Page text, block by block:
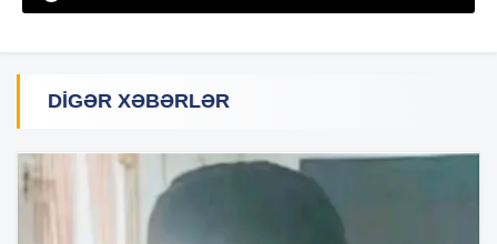
DIGƏR XƏBƏRLƏR